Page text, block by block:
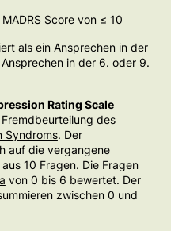
Score von ≤ 10
als ein Ansprechen in der
in der 6. oder 9.
Rating Scale
des
Syndroms. Der
auf die vergangene
10 Fragen. Die Fragen
von 0 bis 6 bewertet. Der
zwischen 0 und